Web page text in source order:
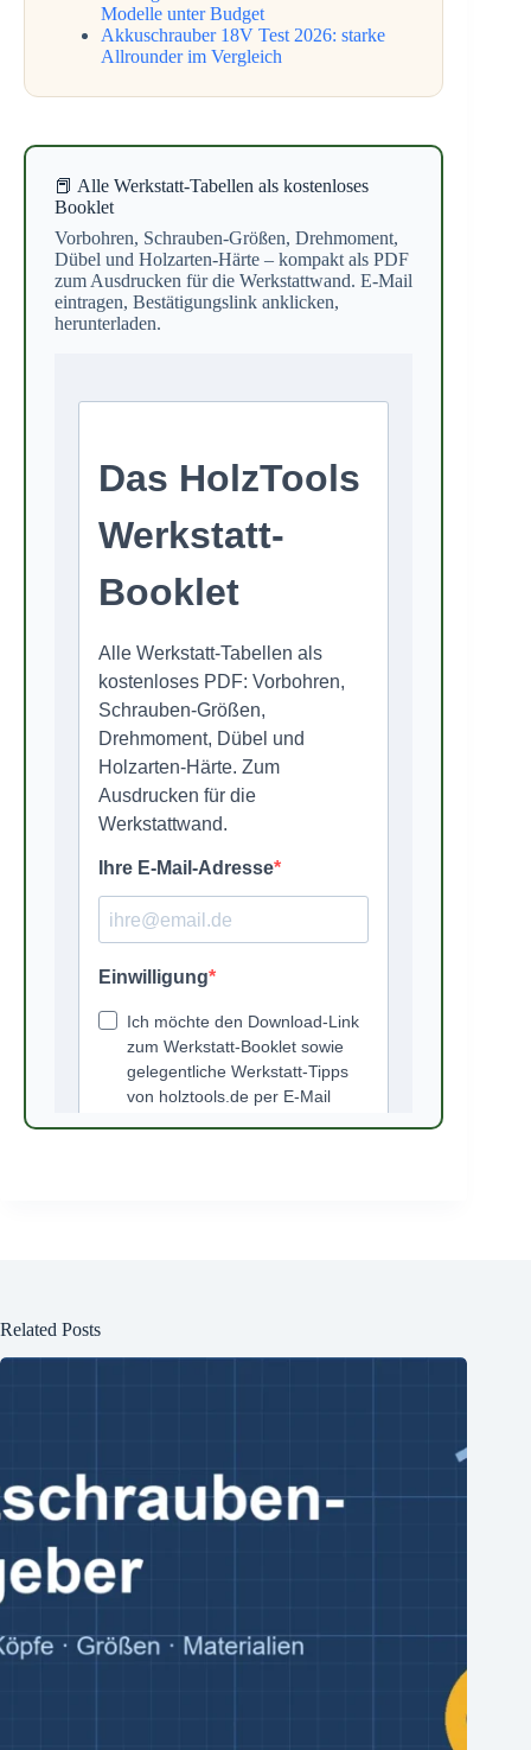
Modelle unter Budget
Akkuschrauber 18V Test 2026: starke
Allrounder im Vergleich
📕 Alle Werkstatt-Tabellen als kostenloses
Booklet
Vorbohren, Schrauben-Größen, Drehmoment,
Dübel und Holzarten-Härte – kompakt als PDF
zum Ausdrucken für die Werkstattwand. E-Mail
eintragen, Bestätigungslink anklicken,
herunterladen.
Related Posts